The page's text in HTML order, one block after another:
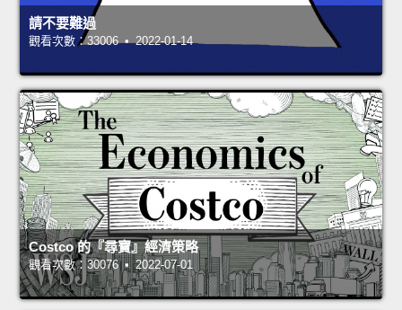
請不要難過
觀看次數：33006 • 2022-01-14
Costco 的『尋寶』經濟策略
觀看次數：30076 • 2022-07-01